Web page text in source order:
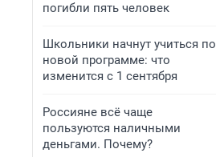
погибли пять человек
Школьники начнут учиться по
новой программе: что
изменится с 1 сентября
Россияне всё чаще
пользуются наличными
деньгами. Почему?